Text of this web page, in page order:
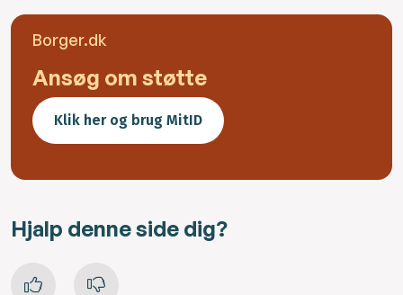
Borger.dk
Ansøg om støtte
Klik her og brug MitID
Hjalp denne side dig?